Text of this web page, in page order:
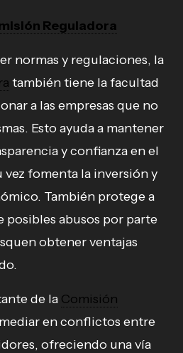
Reguladora
normas y regulaciones, la
también tiene la facultad
a las empresas que no
Esto ayuda a mantener
y confianza en el
vez fomenta la inversión y
También protege a
posibles abusos por parte
obtener ventajas
de la Comisión
en conflictos entre
ofreciendo una vía